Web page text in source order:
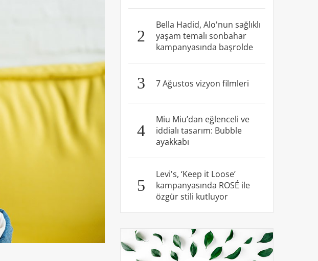
2
Bella Hadid, Alo'nun sağlıklı
yaşam temalı sonbahar
kampanyasında başrolde
3 7 Ağustos vizyon filmleri
4
Miu Miu’dan eğlenceli ve
iddialı tasarım: Bubble
ayakkabı
5
Levi's, ‘Keep it Loose’
kampanyasında ROSÉ ile
özgür stili kutluyor